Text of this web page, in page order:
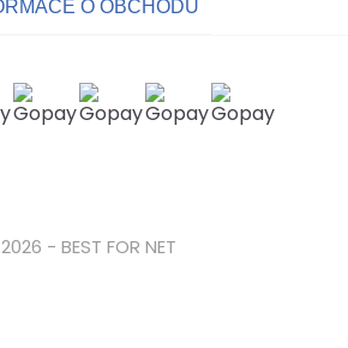
O OBCHODU
- BEST FOR NET